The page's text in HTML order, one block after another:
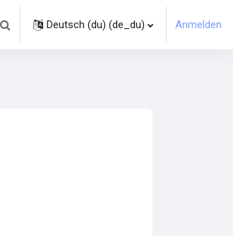
Sucheingabe umschalten
Deutsch (du) ‎(de_du)‎ Anmelden